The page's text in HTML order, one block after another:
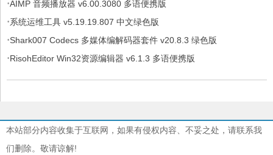
文绿色便携版
·AIMP 音频播放器 v6.00.3080 多语便携版
·系统运维工具 v5.19.19.807 中文绿色版
·Shark007 Codecs 多媒体编解码器套件 v20.8.3 绿色版
·RisohEditor Win32资源编辑器 v6.1.3 多语便携版
本站部分内容收集于互联网，如果有侵权内容、不妥之处，请联系我
们删除。敬请谅解!